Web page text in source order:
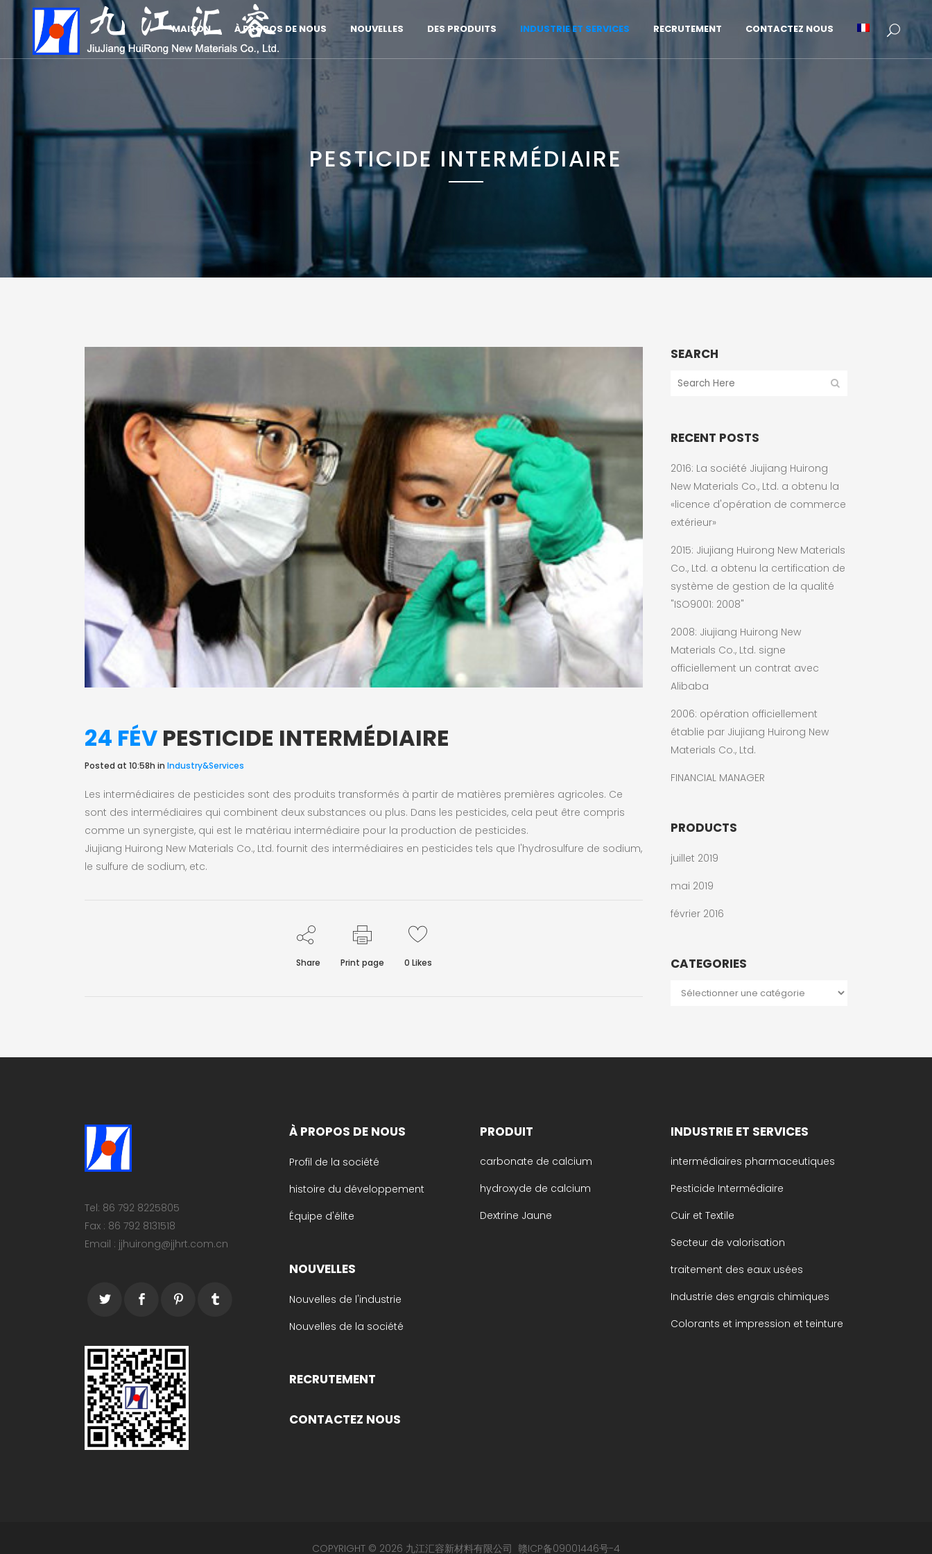
MAISON À PROPOS DE NOUS NOUVELLES DES PRODUITS INDUSTRIE ET SERVICES RECRUTEMENT CONTACTEZ NOUS
PESTICIDE INTERMÉDIAIRE
24 FÉV PESTICIDE INTERMÉDIAIRE
Posted at 10:58h in Industry&Services
Les intermédiaires de pesticides sont des produits transformés à partir de matières premières agricoles. Ce
sont des intermédiaires qui combinent deux substances ou plus. Dans les pesticides, cela peut être compris
comme un synergiste, qui est le matériau intermédiaire pour la production de pesticides.
Jiujiang Huirong New Materials Co., Ltd. fournit des intermédiaires en pesticides tels que l'hydrosulfure de sodium,
le sulfure de sodium, etc.
Share Print page 0 Likes
SEARCH
RECENT POSTS
2016: La société Jiujiang Huirong
New Materials Co., Ltd. a obtenu la
«licence d'opération de commerce
extérieur»
2015: Jiujiang Huirong New Materials
Co., Ltd. a obtenu la certification de
système de gestion de la qualité
"ISO9001: 2008"
2008: Jiujiang Huirong New
Materials Co., Ltd. signe
officiellement un contrat avec
Alibaba
2006: opération officiellement
établie par Jiujiang Huirong New
Materials Co., Ltd.
FINANCIAL MANAGER
PRODUCTS
juillet 2019
mai 2019
février 2016
CATEGORIES
Categories
Tel: 86 792 8225805
Fax : 86 792 8131518
Email : jjhuirong@jjhrt.com.cn
À PROPOS DE NOUS
Profil de la société
histoire du développement
Équipe d'élite
NOUVELLES
Nouvelles de l'industrie
Nouvelles de la société
RECRUTEMENT
CONTACTEZ NOUS
PRODUIT
carbonate de calcium
hydroxyde de calcium
Dextrine Jaune
INDUSTRIE ET SERVICES
intermédiaires pharmaceutiques
Pesticide Intermédiaire
Cuir et Textile
Secteur de valorisation
traitement des eaux usées
Industrie des engrais chimiques
Colorants et impression et teinture
COPYRIGHT © 2026 九江汇容新材料有限公司 赣ICP备09001446号-4